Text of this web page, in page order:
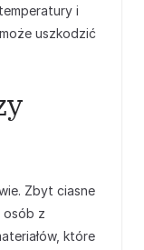
i
uszkodzić
Zbyt ciasne
osób z
które